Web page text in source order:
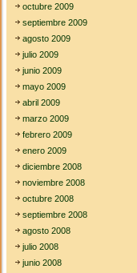
octubre 2009
septiembre 2009
agosto 2009
julio 2009
junio 2009
mayo 2009
abril 2009
marzo 2009
febrero 2009
enero 2009
diciembre 2008
noviembre 2008
octubre 2008
septiembre 2008
agosto 2008
julio 2008
junio 2008